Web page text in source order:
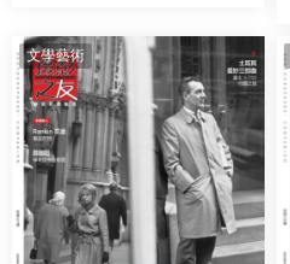
文學藝術